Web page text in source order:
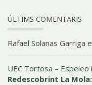
ÚLTIMS COMENTARIS
Rafael Solanas Garriga
UEC Tortosa –
Redescobrint La